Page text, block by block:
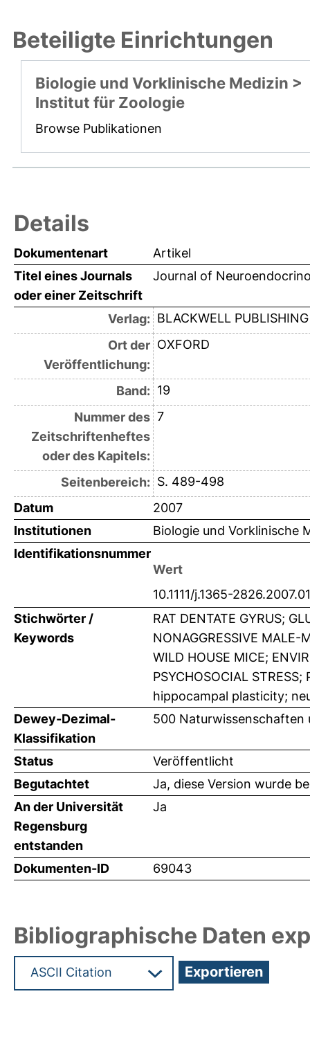
Beteiligte Einrichtungen
Biologie und Vorklinische Medizin >
Institut für Zoologie
Browse Publikationen
Details
Dokumentenart
Artikel
Titel eines Journals
oder einer Zeitschrift
Journal of
Verlag: BLACKWELL PUBLISHING
Ort der
Veröffentlichung:
OXFORD
Band: 19
Nummer des
Zeitschriftenheftes
oder des Kapitels:
7
Seitenbereich: S. 489-498
Datum
2007
Institutionen
Biologie und Vorklinische
Identifikationsnummer
Wert
10.1111/j.1365-
Stichwörter /
Keywords
RAT DENTATE GYRUS;
NONAGGRESSIVE MALE-
WILD HOUSE MICE;
PSYCHOSOCIAL
hippocampal plasticity;
Dewey-Dezimal-
Klassifikation
500 Naturwissenschaften
Status
Veröffentlicht
Begutachtet
Ja, diese Version wurde
An der Universität
Regensburg
entstanden
Ja
Dokumenten-ID 69043
Bibliographische Daten